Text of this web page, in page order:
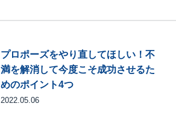
プロポーズをやり直してほしい！不
満を解消して今度こそ成功させるた
めのポイント4つ
2022.05.06